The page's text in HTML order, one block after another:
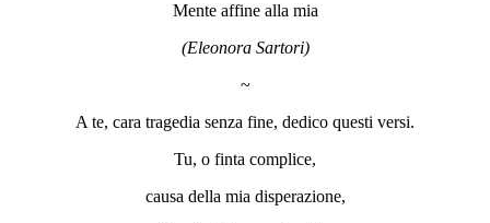
Mente affine alla mia
(Eleonora Sartori)
~
A te, cara tragedia senza fine, dedico questi versi.
Tu, o finta complice,
causa della mia disperazione,